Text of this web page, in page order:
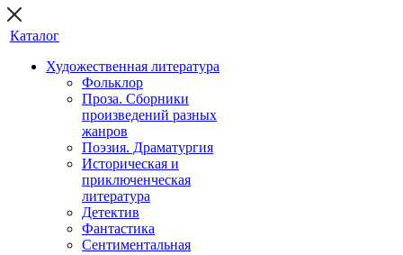
Каталог
Художественная литература
Фольклор
Проза. Сборники
произведений разных
жанров
Поэзия. Драматургия
Историческая и
приключенческая
литература
Детектив
Фантастика
Сентиментальная